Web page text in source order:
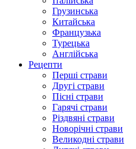
Грузинська
Китайська
Французька
Турецька
Англійська
Рецепти
Перші страви
Другі страви
Пісні страви
Гарячі страви
Різдвяні страви
Новорічні страви
Великодні страви